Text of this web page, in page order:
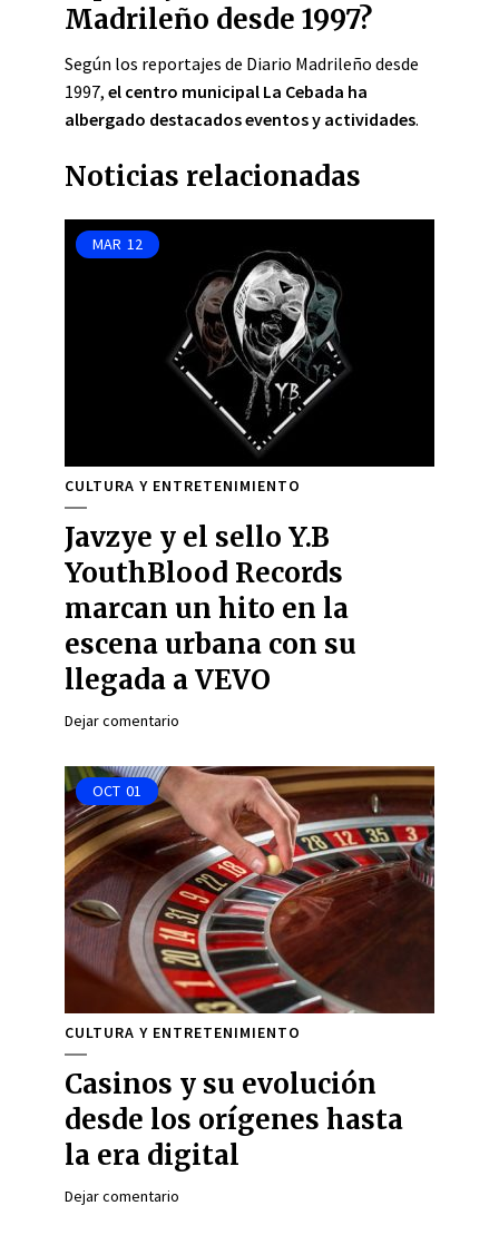
Madrileño desde 1997?
Según los reportajes de Diario Madrileño desde
1997, el centro municipal La Cebada ha
albergado destacados eventos y actividades.
Noticias relacionadas
MAR 12
CULTURA Y ENTRETENIMIENTO
Javzye y el sello Y.B
YouthBlood Records
marcan un hito en la
escena urbana con su
llegada a VEVO
Dejar comentario
OCT 01
CULTURA Y ENTRETENIMIENTO
Casinos y su evolución
desde los orígenes hasta
la era digital
Dejar comentario